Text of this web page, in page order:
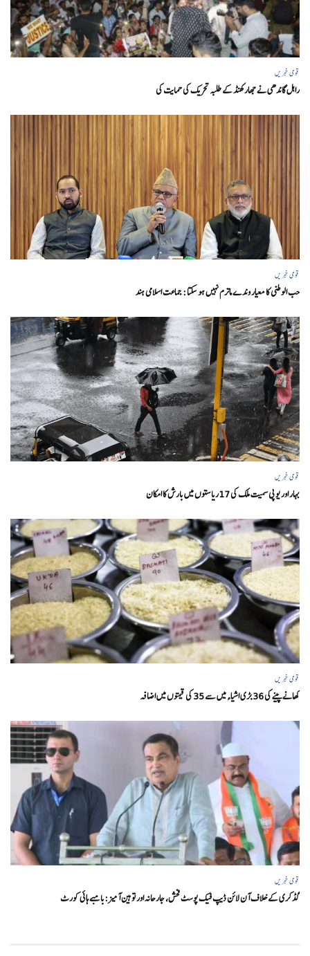
قومی خبریں
راہل گاندھی نے جھارکھنڈ کے طلبہ تحریک کی حمایت کی
قومی خبریں
حب الوطنی کا معیار وندے ماترم نہیں ہو سکتا : جماعت اسلامی ہند
قومی خبریں
بہار اور یو پی سمیت ملک کی 17ریاستوں میں بارش کا امکان
قومی خبریں
کھانے پینے کی 36 بڑی اشیاء میں سے 35 کی قیمتوں میں اضافہ
قومی خبریں
گڈکری کے خلاف آن لائن ڈیپ فیک پوسٹ فحش، جارحانہ اور توہین آمیز:بامبے ہائی کورٹ